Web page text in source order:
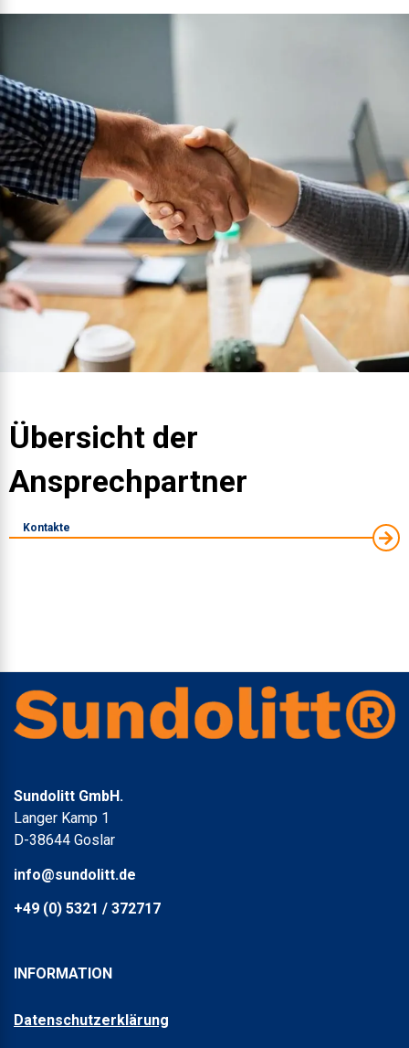
Übersicht der
Ansprechpartner
Kontakte
Sundolitt GmbH.
Langer Kamp 1
D-38644 Goslar
info@sundolitt.de
+49 (0) 5321 / 372717
INFORMATION
Datenschutzerklärung